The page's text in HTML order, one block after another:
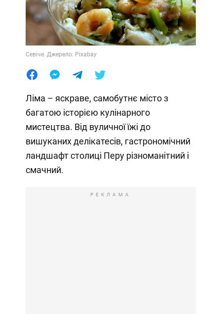
Севіче. Джерело: Pixabay
Ліма – яскраве, самобутнє місто з
багатою історією кулінарного
мистецтва. Від вуличної їжі до
вишуканих делікатесів, гастрономічний
ландшафт столиці Перу різноманітний і
смачний.
РЕКЛАМА